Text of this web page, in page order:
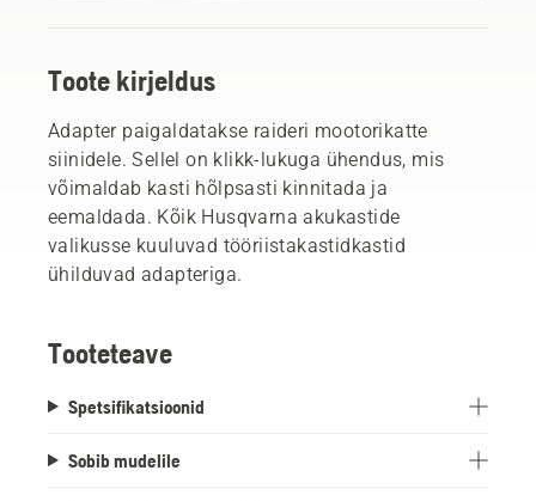
Toote kirjeldus
Adapter paigaldatakse raideri mootorikatte
siinidele. Sellel on klikk-lukuga ühendus, mis
võimaldab kasti hõlpsasti kinnitada ja
eemaldada. Kõik Husqvarna akukastide
valikusse kuuluvad tööriistakastidkastid
ühilduvad adapteriga.
Tooteteave
Spetsifikatsioonid
Sobib mudelile